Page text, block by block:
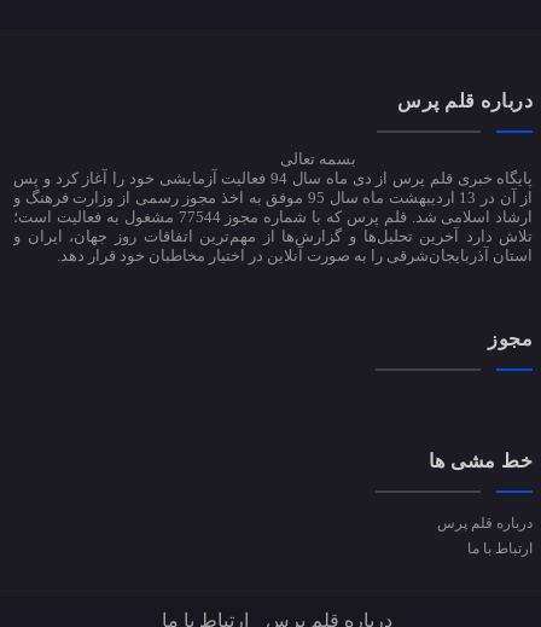
درباره قلم پرس
بسمه تعالی
پایگاه خبری قلم پرس از دی ماه سال 94 فعالیت آزمایشی خود را آغاز کرد و پس
از آن در 13 اردیبهشت ماه سال 95 موفق به اخذ مجوز رسمی از وزارت فرهنگ و
ارشاد اسلامی شد. قلم پرس که با شماره مجوز 77544 مشغول به فعالیت است؛
تلاش دارد آخرین تحلیل‌ها و گزارش‌ها از مهم‌ترین اتفاقات روز جهان، ایران و
استان آذربایجان‌شرقی را به صورت آنلاین در اختیار مخاطبان خود قرار دهد.
مجوز
خط مشی ها
درباره قلم پرس
ارتباط با ما
درباره قلم پرس ارتباط با ما